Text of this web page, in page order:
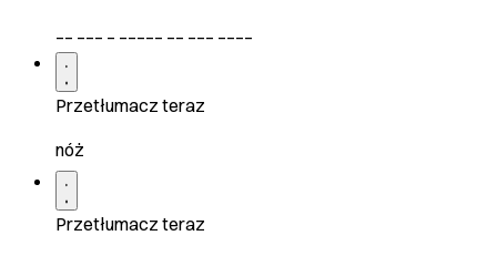
Przetłumacz teraz
nóż
Przetłumacz teraz